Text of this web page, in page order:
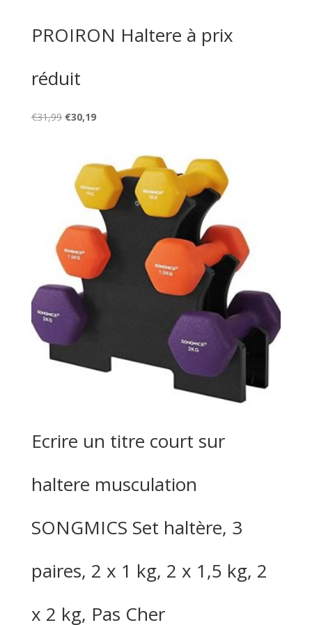
PROIRON Haltere à prix
réduit
€31,99 Le
était :
€31,99.
€30,19Le
est :
€30,19.
Ecrire un titre court sur
haltere musculation
SONGMICS Set haltère, 3
paires, 2 x 1 kg, 2 x 1,5 kg, 2
x 2 kg, Pas Cher